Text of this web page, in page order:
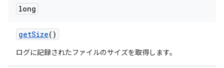
long
getSize()
ログに記録されたファイルのサイズを取得します。